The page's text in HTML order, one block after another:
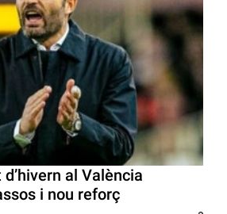
al València
i nou reforç